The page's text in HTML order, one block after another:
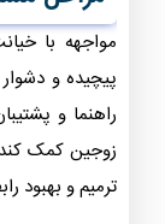
مواجهه با
پیچیده و
راهنما و
زوجین کمک کند
ترمیم و بهبود